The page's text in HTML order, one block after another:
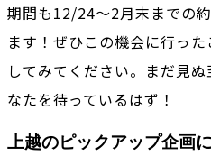
期間も12/24〜2月末までの
ます！ぜひこの機会に行っ
してみてください。まだ見
なたを待っているはず！
上越のピックアップ企画